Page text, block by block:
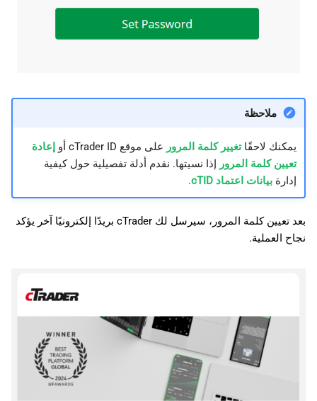
ملاحظة
يمكنك لاحقًاتغيير كلمة المرور على موقع cTrader ID أو
إعادة
تعيين كلمة المرور إذا نسيتها. نقدم أدلة تفصيلية حول كيفية
إدارةبيانات اعتماد cTID .
بعد تعيين كلمة المرور، سيرسل لك cTrader بريدًا إلكترونيًا آخر يؤكد
نجاح العملية.